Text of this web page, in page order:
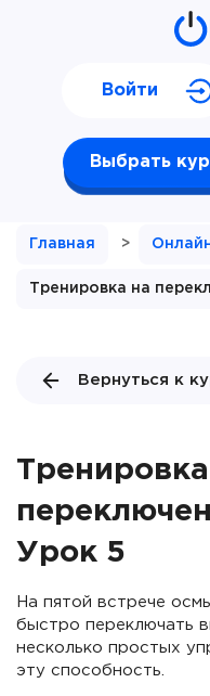
Выбрать
Войти
Главная >
Тренировка на
Вернуться к
Урок 5
На пятой встрече
быстро переключать
несколько простых
эту способность.